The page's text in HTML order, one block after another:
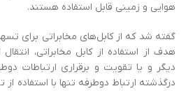
هوایی و زمینی قابل استفاده هستند.
گفته شد که از کابل‌های مخابراتی برای
هدف از استفاده از کابل مخابراتی،
دیگر و یا تقویت و برقراری ارتباطات
درگذشته ارتباط دوطرفه تنها با استفاده از